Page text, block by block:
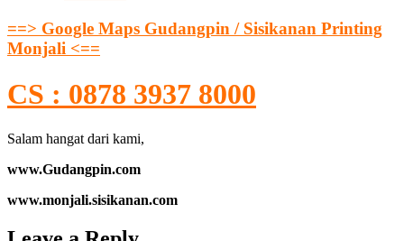
==> Google Maps Gudangpin / Sisikanan Printing
Monjali <==
CS : 0878 3937 8000
Salam hangat dari kami,
www.Gudangpin.com
www.monjali.sisikanan.com